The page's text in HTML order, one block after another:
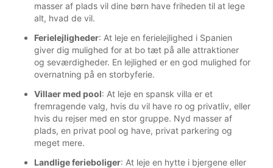
masser af plads vil dine børn have friheden til at lege
alt, hvad de vil.
Ferielejligheder: At leje en ferielejlighed i Spanien
giver dig mulighed for at bo tæt på alle attraktioner
og seværdigheder. En lejlighed er en god mulighed for
overnatning på en storbyferie.
Villaer med pool: At leje en spansk villa er et
fremragende valg, hvis du vil have ro og privatliv, eller
hvis du rejser med en stor gruppe. Nyd masser af
plads, en privat pool og have, privat parkering og
meget mere.
Landlige ferieboliger: At leje en hytte i bjergene eller